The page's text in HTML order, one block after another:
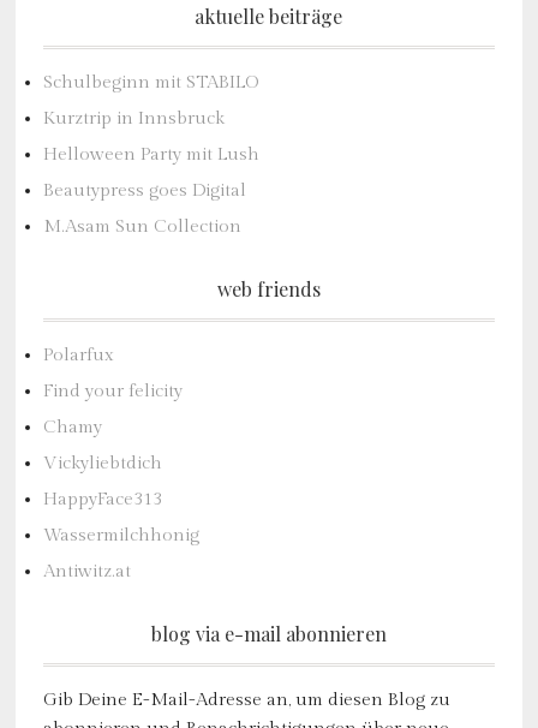
aktuelle beiträge
Schulbeginn mit STABILO
Kurztrip in Innsbruck
Helloween Party mit Lush
Beautypress goes Digital
M.Asam Sun Collection
web friends
Polarfux
Find your felicity
Chamy
Vickyliebtdich
HappyFace313
Wassermilchhonig
Antiwitz.at
blog via e-mail abonnieren
Gib Deine E-Mail-Adresse an, um diesen Blog zu